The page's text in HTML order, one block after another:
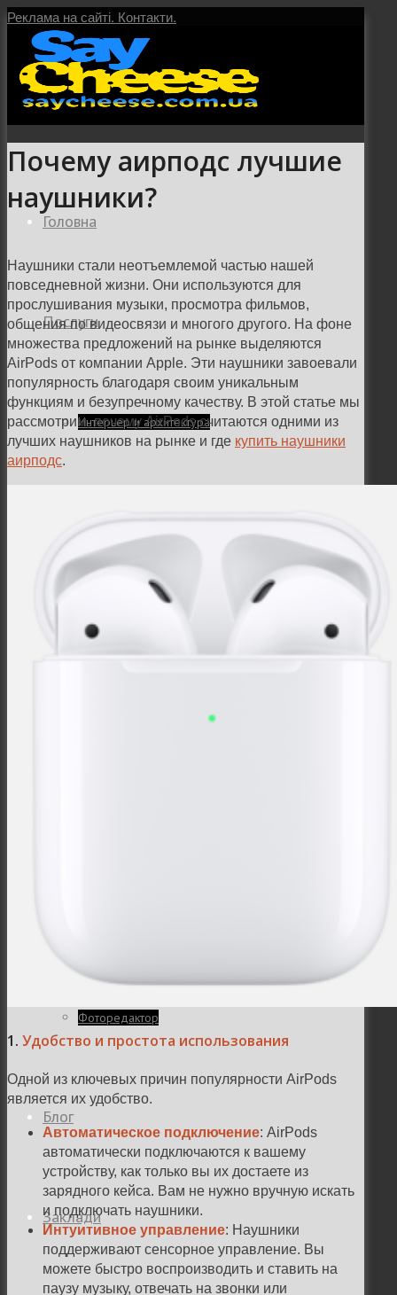
Реклама на сайті. Контакти.
Головна
Послуги
Интерьер и архитектура
Фотосессии и каталоги
Репортажи и корпоративы
Фоторедактор
Блог
Заклади
Почему аирподс лучшие
наушники?
Наушники стали неотъемлемой частью нашей
повседневной жизни. Они используются для
прослушивания музыки, просмотра фильмов,
общения по видеосвязи и многого другого. На фоне
множества предложений на рынке выделяются
AirPods от компании Apple. Эти наушники завоевали
популярность благодаря своим уникальным
функциям и безупречному качеству. В этой статье мы
рассмотрим, почему AirPods считаются одними из
лучших наушников на рынке и где купить наушники
аирподс.
1. Удобство и простота использования
Одной из ключевых причин популярности AirPods
является их удобство.
Автоматическое подключение: AirPods
автоматически подключаются к вашему
устройству, как только вы их достаете из
зарядного кейса. Вам не нужно вручную искать
и подключать наушники.
Интуитивное управление: Наушники
поддерживают сенсорное управление. Вы
можете быстро воспроизводить и ставить на
паузу музыку, отвечать на звонки или